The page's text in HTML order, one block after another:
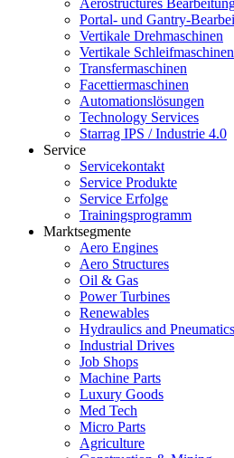
Aerostructures
Portal- und Gantry-
Vertikale Drehmaschinen
Vertikale Schleifmaschinen
Transfermaschinen
Facettiermaschinen
Automationslösungen
Technology Services
Starrag IPS / Industrie 4.0
Service
Servicekontakt
Service Produkte
Service Erfolge
Trainingsprogramm
Marktsegmente
Aero Engines
Aero Structures
Oil & Gas
Power Turbines
Renewables
Hydraulics and Pneumatics
Industrial Drives
Job Shops
Machine Parts
Luxury Goods
Med Tech
Micro Parts
Agriculture